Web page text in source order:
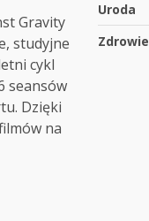
Gravity
studyjne
cykl
seansów
Dzięki
na
Uroda
Zdrowie